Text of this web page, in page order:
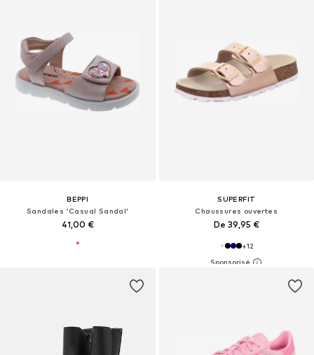
BEPPI
Sandales 'Casual Sandal'
41,00 €
SUPERFIT
Chaussures ouvertes
De 39,95 €
+12